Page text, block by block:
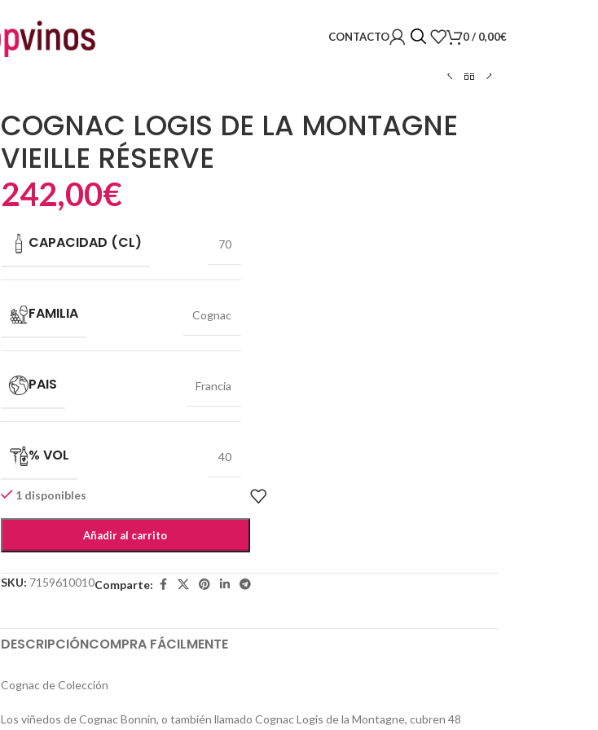
CONTACTO 0/ 0,00€
COGNAC LOGIS DE LA MONTAGNE
VIEILLE RÉSERVE
242,00€
CAPACIDAD (CL) 70
FAMILIA Cognac
PAIS Francia
% VOL 40
1 disponibles
Añadir al carrito
SKU: 7159610010Comparte:
DESCRIPCIÓNCOMPRA FÁCILMENTE
Cognac de Colección
Los viñedos de Cognac Bonnin, o también llamado Cognac Logis de la Montagne, cubren 48